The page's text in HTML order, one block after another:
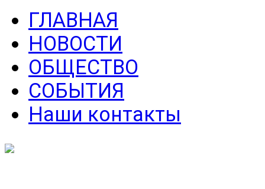
ГЛАВНАЯ
НОВОСТИ
ОБЩЕСТВО
СОБЫТИЯ
Наши контакты